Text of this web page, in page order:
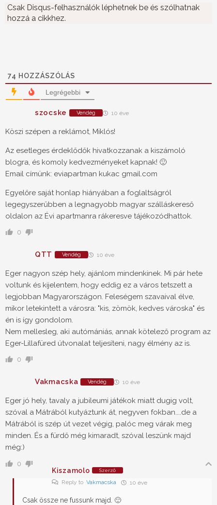
Csak Disqus-felhasználók léphetnek be és szólhatnak
hozzá a cikkhez.
74 HOZZÁSZÓLÁS
Legrégebbi
szocske Vendég 10 éve
Köszi szépen a reklámot, Miklós!
Az esetleges érdeklődők hivatkozzanak a kiszámoló
blogra, és komoly kedvezményeket kapnak! 🙂
Email címünk: eviapartman kukac gmail.com
Egyelőre saját honlap hiányában a foglaltságról
legegyszerűbben a legnagyobb magyar szálláskereső
oldalon az Évi apartmanra rákeresve tájékozódhattok.
0
QTT Vendég 10 éve
Eger nagyon szép hely, ajánlom mindenkinek. Mi pár hete
voltunk és kijelentem, hogy eddig ez a város tetszett a
legjobban Magyarországon. Feleségem szavaival élve,
mikor letekintett a városra: "kis, zömök, kedves városka" és
én is így gondolom.
Nem mellesleg, aki autómániás, annak kötelező program az
Eger-Lillafüred útvonalat teljesíteni, nagy élmény az is.
0
Vakmacska Vendég 10 éve
Eger jó hely, tavaly a jubileumi játékok miatt dugig volt,
szóval a Mátrából kutyáztunk át, negyven fokban....de a
Mátrából is szép út vezet végig, palóc meg várak meg
minden. És a fürdő még kimaradt, szóval leszünk majd
még:)
0
Kiszamolo
Szerző
Reply to Vakmacska 10 éve
Csak össze ne fussunk majd. 🙂